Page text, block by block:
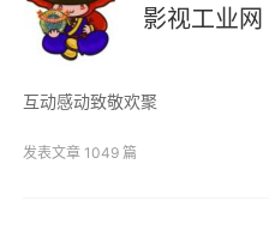
影视工业网
互动感动致敬欢聚
发表文章 1049 篇